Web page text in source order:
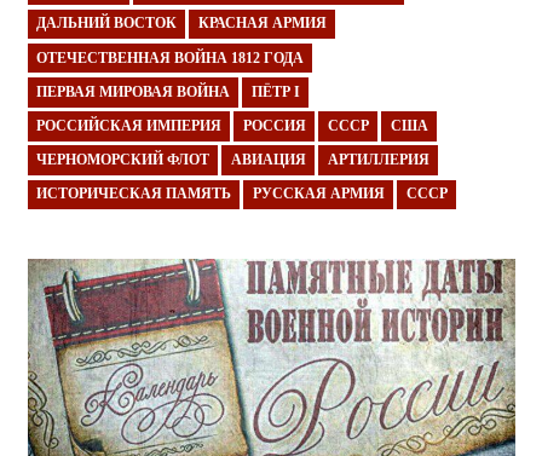
ДАЛЬНИЙ ВОСТОК КРАСНАЯ АРМИЯ
ОТЕЧЕСТВЕННАЯ ВОЙНА 1812 ГОДА
ПЕРВАЯ МИРОВАЯ ВОЙНА ПЁТР I
РОССИЙСКАЯ ИМПЕРИЯ РОССИЯ СССР США
ЧЕРНОМОРСКИЙ ФЛОТ АВИАЦИЯ АРТИЛЛЕРИЯ
ИСТОРИЧЕСКАЯ ПАМЯТЬ РУССКАЯ АРМИЯ СССР